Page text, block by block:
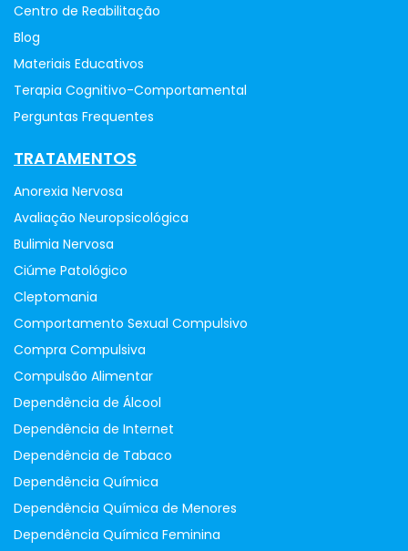
Centro de Reabilitação
Blog
Materiais Educativos
Terapia Cognitivo-Comportamental
Perguntas Frequentes
TRATAMENTOS
Anorexia Nervosa
Avaliação Neuropsicológica
Bulimia Nervosa
Ciúme Patológico
Cleptomania
Comportamento Sexual Compulsivo
Compra Compulsiva
Compulsão Alimentar
Dependência de Álcool
Dependência de Internet
Dependência de Tabaco
Dependência Química
Dependência Química de Menores
Dependência Química Feminina